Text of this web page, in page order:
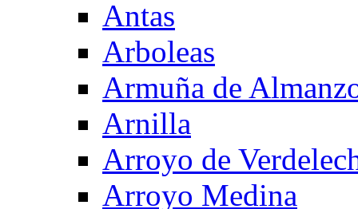
Antas
Arboleas
Armuña de
Arnilla
Arroyo de
Arroyo Medina